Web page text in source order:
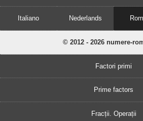
Italiano Nederlands
© 2012 - 2026 numere-
Factori primi
Prime factors
Fracții. Operații